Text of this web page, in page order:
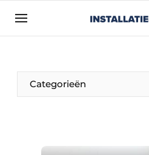
Aanmelden
Bedrijven
Contact
Categorieën